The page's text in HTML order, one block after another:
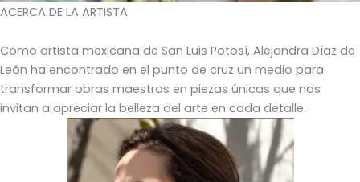
ACERCA DE LA ARTISTA
Como artista mexicana de San Luis Potosí, Alejandra Díaz de
León ha encontrado en el punto de cruz un medio para
transformar obras maestras en piezas únicas que nos
invitan a apreciar la belleza del arte en cada detalle.